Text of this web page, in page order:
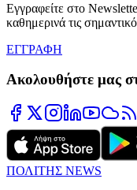
Εγγραφείτε στο
καθημερινά τις
ΕΓΓΡΑΦΗ
Ακολουθήστε μας
ΠΟΛΙΤΗΣ NEWS